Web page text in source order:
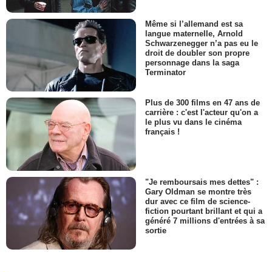
Même si l’allemand est sa
langue maternelle, Arnold
Schwarzenegger n’a pas eu le
droit de doubler son propre
personnage dans la saga
Terminator
Plus de 300 films en 47 ans de
carrière : c'est l'acteur qu'on a
le plus vu dans le cinéma
français !
"Je remboursais mes dettes" :
Gary Oldman se montre très
dur avec ce film de science-
fiction pourtant brillant et qui a
généré 7 millions d'entrées à sa
sortie